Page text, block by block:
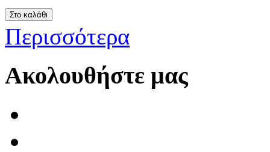
Περισσότερα
Ακολουθήστε μας